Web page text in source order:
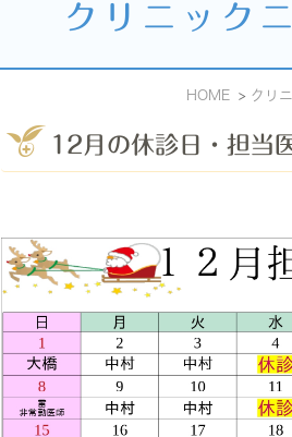
クリニック
HOME クリ
12月の休診日・担当